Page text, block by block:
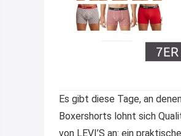
Es gibt diese Tage, an
Boxershorts lohnt sich
von LEVI’S an: ein